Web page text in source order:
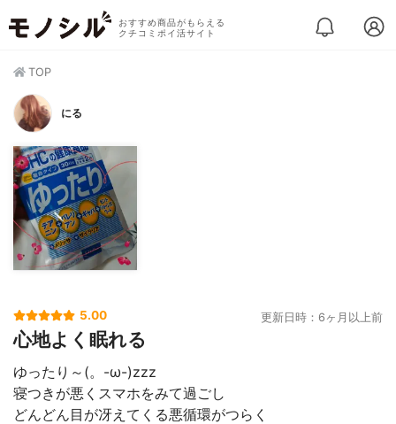
おすすめ商品がもらえる
クチコミポイ活サイト
TOP
にる
5.00 更新日時：6ヶ月以上前
心地よく眠れる
ゆったり～(。-ω-)zzz
寝つきが悪くスマホをみて過ごし
どんどん目が冴えてくる悪循環がつらく